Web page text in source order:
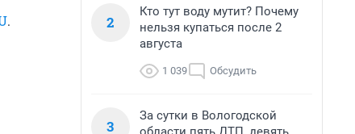
. 2
Кто тут воду мутит? Почему
нельзя купаться после 2
августа
1 039 Обсудить
3
За сутки в Вологодской